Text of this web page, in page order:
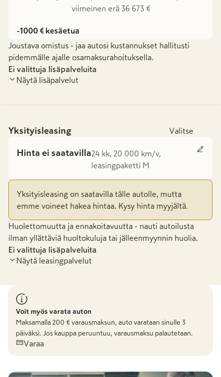
viimeinen erä 36 673 €
-1000 € kesäetua
Joustava omistus - jaa autosi kustannukset hallitusti
pidemmälle ajalle osamaksurahoituksella.
Ei valittuja lisäpalveluita
Näytä lisäpalvelut
Yksityisleasing Valitse
Hinta ei saatavilla24 kk, 20 000 km/v,
leasingpaketti M
Yksityisleasing on saatavilla tälle autolle, mutta
emme voineet hakea hintaa. Kysy hinta myyjältä.
Huolettomuutta ja ennakoitavuutta - nauti autoilusta
ilman yllättäviä huoltokuluja tai jälleenmyynnin huolia.
Ei valittuja lisäpalveluita
Näytä leasingpalvelut
Voit myös varata auton
Maksamalla 200 € varausmaksun, auto varataan sinulle 3
päiväksi. Jos kauppa peruuntuu, varausmaksu palautetaan.
Varaa